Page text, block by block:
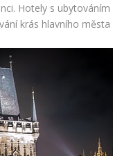
Hotely s
krás hlavního